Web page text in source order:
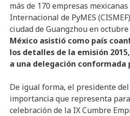
más de 170 empresas
Internacional de PyMES
ciudad de Guangzhou en
México asistió como país
los detalles de la emisión
a una delegación conformada
De igual forma, el presidente
importancia que representa
celebración de la IX Cumbre